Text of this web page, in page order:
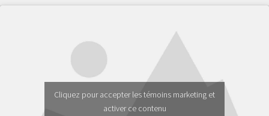
Cliquez pour accepter les témoins marketing et
activer ce contenu